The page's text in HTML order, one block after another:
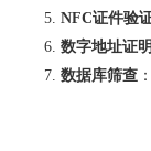
NFC证件验
数字地址证明
数据库筛查